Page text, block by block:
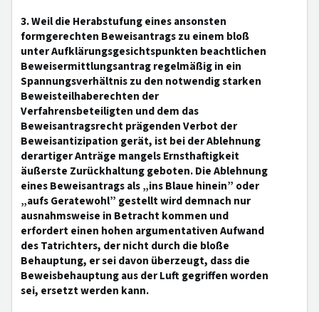
3. Weil die Herabstufung eines ansonsten
formgerechten Beweisantrags zu einem bloß
unter Aufklärungsgesichtspunkten beachtlichen
Beweisermittlungsantrag regelmäßig in ein
Spannungsverhältnis zu den notwendig starken
Beweisteilhaberechten der
Verfahrensbeteiligten und dem das
Beweisantragsrecht prägenden Verbot der
Beweisantizipation gerät, ist bei der Ablehnung
derartiger Anträge mangels Ernsthaftigkeit
äußerste Zurückhaltung geboten. Die Ablehnung
eines Beweisantrags als „ins Blaue hinein” oder
„aufs Geratewohl” gestellt wird demnach nur
ausnahmsweise in Betracht kommen und
erfordert einen hohen argumentativen Aufwand
des Tatrichters, der nicht durch die bloße
Behauptung, er sei davon überzeugt, dass die
Beweisbehauptung aus der Luft gegriffen worden
sei, ersetzt werden kann.